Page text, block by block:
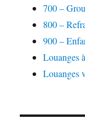
700 –
800 –
900 –
Louanges
Louanges